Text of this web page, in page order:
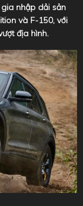
nhập dải sản
và F-150, với
địa hình.